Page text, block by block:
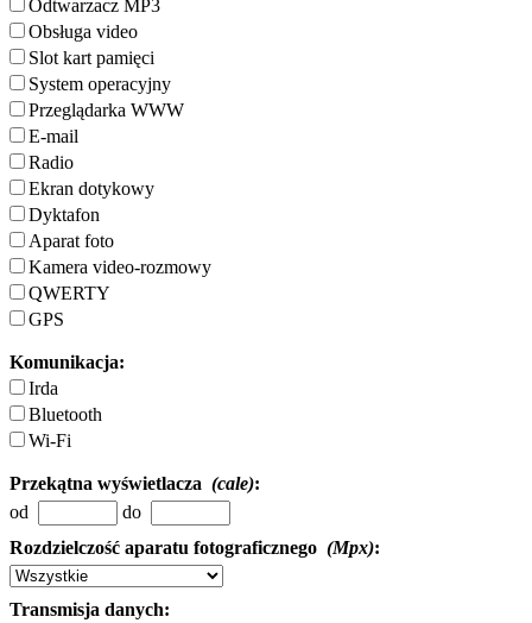
Odtwarzacz MP3
Obsługa video
Slot kart pamięci
System operacyjny
Przeglądarka WWW
E-mail
Radio
Ekran dotykowy
Dyktafon
Aparat foto
Kamera video-rozmowy
QWERTY
GPS
Komunikacja:
Irda
Bluetooth
Wi-Fi
Przekątna wyświetlacza (cale):
od
do
Rozdzielczość aparatu fotograficznego (Mpx):
Transmisja danych: